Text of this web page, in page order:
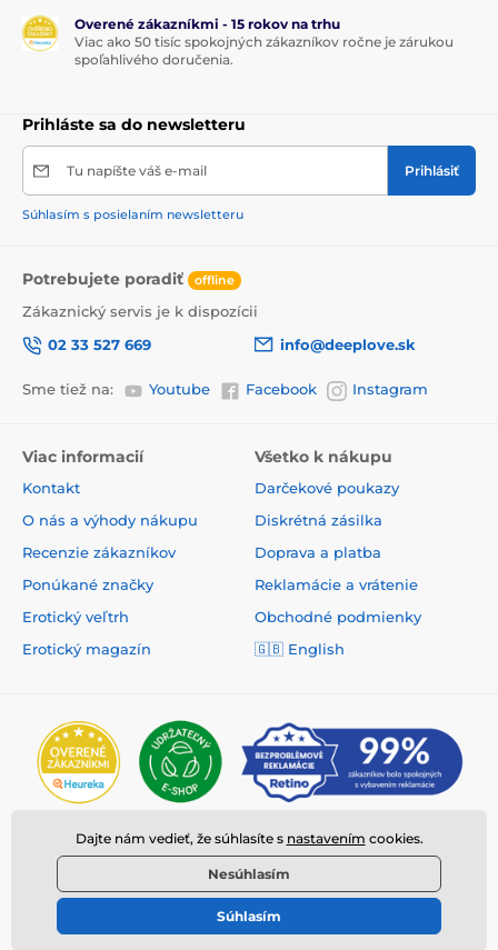
Overené zákazníkmi - 15 rokov na trhu
Viac ako 50 tisíc spokojných zákazníkov ročne je zárukou
spoľahlivého doručenia.
Prihláste sa do newsletteru
Tu napíšte váš e-mail Prihlásiť
Súhlasím s posielaním newsletteru
Potrebujete poradiť offline
Zákaznický servis je k dispozícii
02 33 527 669
info@deeplove.sk
Sme tiež na: Youtube Facebook Instagram
Viac informacií
Kontakt
O nás a výhody nákupu
Recenzie zákazníkov
Ponúkané značky
Erotický veľtrh
Erotický magazín
Všetko k nákupu
Darčekové poukazy
Diskrétná zásilka
Doprava a platba
Reklamácie a vrátenie
Obchodné podmienky
🇬🇧 English
© 2026 www.deeplove.sk ⦁ E-shop vytvorila
Dajte nám vedieť, že súhlasíte s nastavením cookies.
Nesúhlasím
Súhlasím